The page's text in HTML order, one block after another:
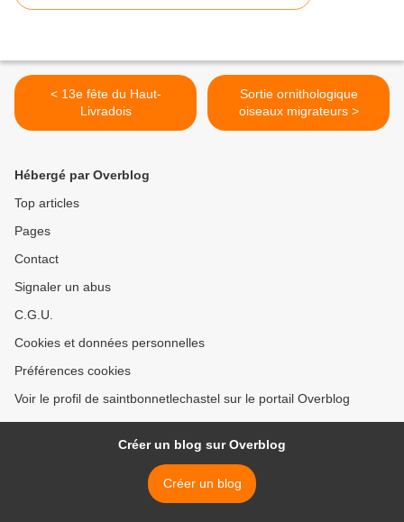
< 13e fête du Haut-
Livradois
Sortie ornithologique
oiseaux migrateurs >
Hébergé par Overblog
Top articles
Pages
Contact
Signaler un abus
C.G.U.
Cookies et données personnelles
Préférences cookies
Voir le profil de saintbonnetlechastel sur le portail Overblog
Créer un blog sur Overblog
Créer un blog